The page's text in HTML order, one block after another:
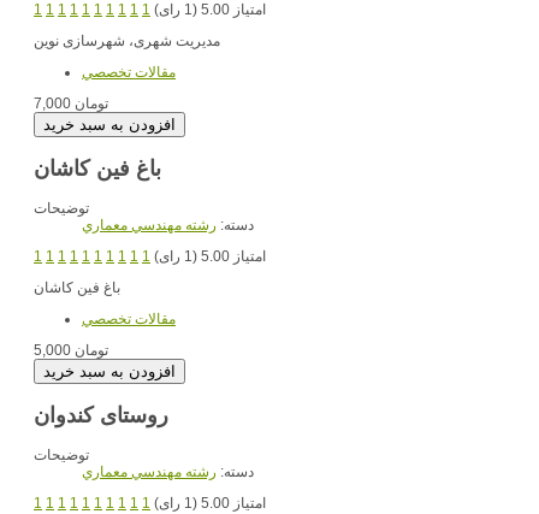
1 1 1 1 1 1 1 1 1 1
امتیاز 5.00 (1 رای)
مقالات تخصصي
7,000 تومان
باغ فین کاشان
توضیحات
دسته: رشته مهندسي معماري
1 1 1 1 1 1 1 1 1 1
امتیاز 5.00 (1 رای)
مقالات تخصصي
5,000 تومان
روستای کندوان
توضیحات
دسته: رشته مهندسي معماري
1 1 1 1 1 1 1 1 1 1
امتیاز 5.00 (1 رای)